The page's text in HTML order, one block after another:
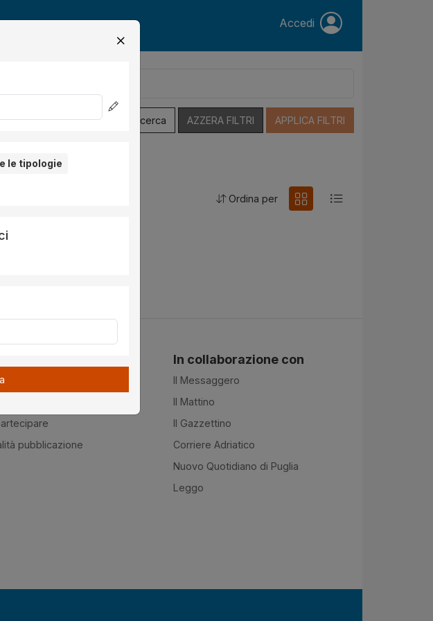
Accedi
Salva Ricerca AZZERA FILTRI APPLICA FILTRI
Ordina per
pubblicazione
In collaborazione con
Il Messaggero
Il Mattino
Il Gazzettino
Corriere Adriatico
Nuovo Quotidiano di Puglia
Leggo
le tipologie